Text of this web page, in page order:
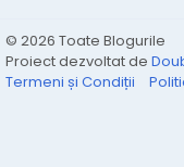
© 2026 Toate Blogurile
Proiect dezvoltat de
Termeni și Condiții